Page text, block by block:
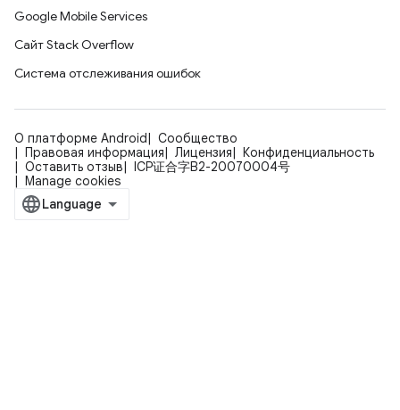
Google Mobile Services
Сайт Stack Overflow
Система отслеживания ошибок
О платформе Android
Сообщество
Правовая информация
Лицензия
Конфиденциальность
Оставить отзыв
ICP证合字B2-20070004号
Manage cookies